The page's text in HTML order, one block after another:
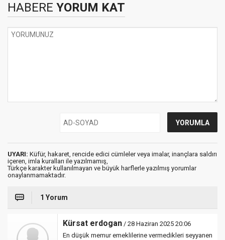
HABERE YORUM KAT
UYARI: Küfür, hakaret, rencide edici cümleler veya imalar, inançlara saldırı
içeren, imla kuralları ile yazılmamış,
Türkçe karakter kullanılmayan ve büyük harflerle yazılmış yorumlar
onaylanmamaktadır.
1 Yorum
Kürsat erdogan / 28 Haziran 2025 20:06
En düşük memur emeklilerine vermedikleri seyyanen